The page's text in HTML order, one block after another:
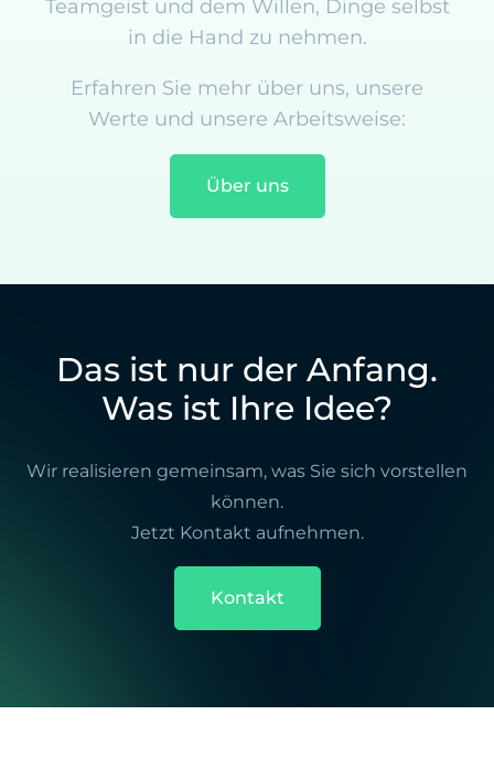
Teamgeist und dem Willen, Dinge selbst
in die Hand zu nehmen.
Erfahren Sie mehr über uns, unsere
Werte und unsere Arbeitsweise:
Über uns
Das ist nur der Anfang.
Was ist Ihre Idee?
Wir realisieren gemeinsam, was Sie sich vorstellen
können.
Jetzt Kontakt aufnehmen.
Kontakt